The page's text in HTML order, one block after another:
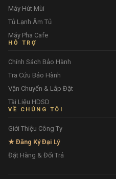
Máy Hút Mùi
Tủ Lạnh Âm Tủ
Máy Pha Cafe
HỖ TRỢ
Chính Sách Bảo Hành
Tra Cứu Bảo Hành
Vận Chuyển & Lắp Đặt
Tài Liệu HDSD
VỀ CHÚNG TÔI
Giới Thiệu Công Ty
★ Đăng Ký Đại Lý
Đặt Hàng & Đổi Trả